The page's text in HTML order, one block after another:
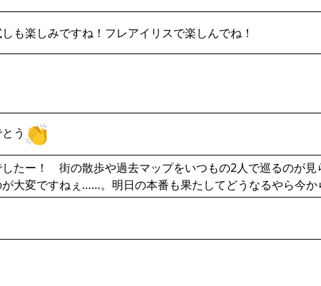
も楽しみですね！フレアイリスで楽しんでね！
う
たー！ 街の散歩や過去マップをいつもの2人で巡るのが
大変ですねぇ……。明日の本番も果たしてどうなるやら今か